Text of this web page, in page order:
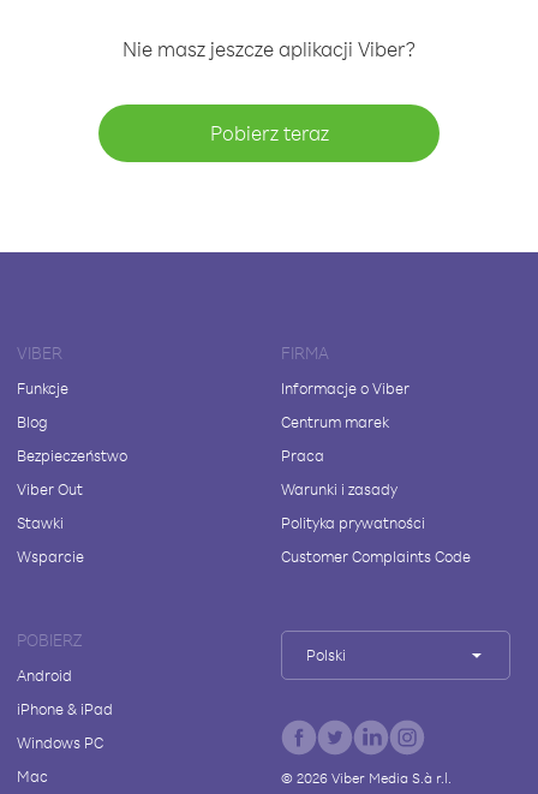
Nie masz jeszcze aplikacji Viber?
Pobierz teraz
VIBER
Funkcje
Blog
Bezpieczeństwo
Viber Out
Stawki
Wsparcie
FIRMA
Informacje o Viber
Centrum marek
Praca
Warunki i zasady
Polityka prywatności
Customer Complaints Code
POBIERZ
Android
iPhone & iPad
Windows PC
Mac
Polski
© 2026Viber Media S.à r.l.